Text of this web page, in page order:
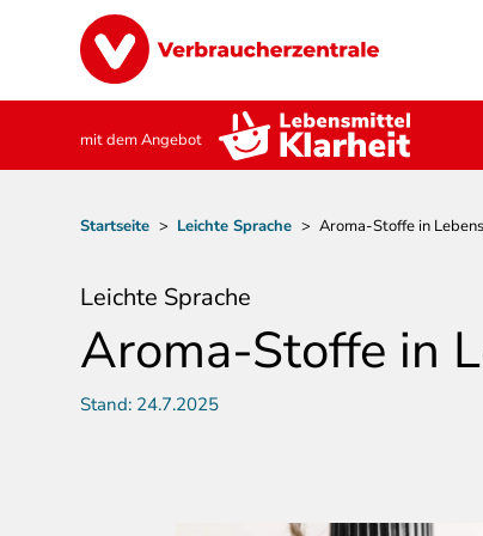
Image
mit dem Angebot
Pfadnavigation
Startseite > Leichte Sprache > Aroma-Stoffe in
Leichte Sprache
Aroma-Stoffe in
Stand: 24.7.2025